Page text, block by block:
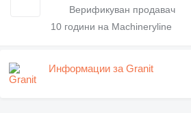
10 години на Machineryline
Информации за Granit